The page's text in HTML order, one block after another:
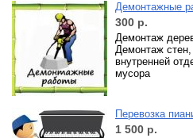
Демонтажные
300 р.
Демонтаж
Демонтаж
внутренней
мусора
Перевозка
1 500 р.